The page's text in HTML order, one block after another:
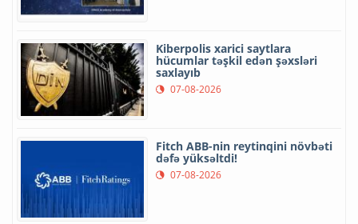
Kiberpolis xarici saytlara
hücumlar təşkil edən şəxsləri
saxlayıb
07-08-2026
Fitch ABB-nin reytinqini növbəti
dəfə yüksəltdi!
07-08-2026